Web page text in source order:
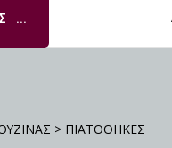
> ΠΙΑΤΟΘΗΚΕΣ